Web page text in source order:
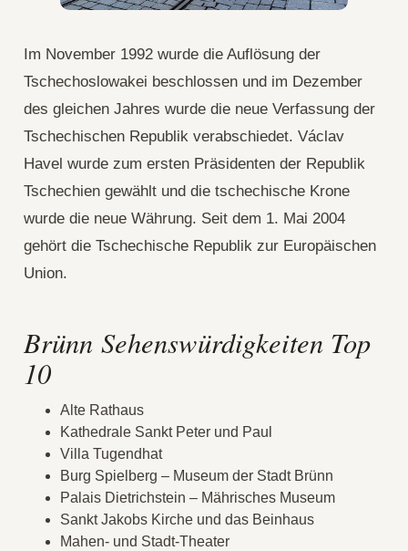
Im November 1992 wurde die Auflösung der
Tschechoslowakei beschlossen und im Dezember
des gleichen Jahres wurde die neue Verfassung der
Tschechischen Republik verabschiedet. Václav
Havel wurde zum ersten Präsidenten der Republik
Tschechien gewählt und die tschechische Krone
wurde die neue Währung. Seit dem 1. Mai 2004
gehört die Tschechische Republik zur Europäischen
Union.
Brünn Sehenswürdigkeiten Top
10
Alte Rathaus
Kathedrale Sankt Peter und Paul
Villa Tugendhat
Burg Spielberg – Museum der Stadt Brünn
Palais Dietrichstein – Mährisches Museum
Sankt Jakobs Kirche und das Beinhaus
Mahen- und Stadt-Theater